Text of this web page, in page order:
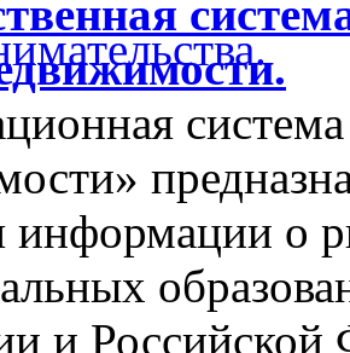
информации о
и Российской